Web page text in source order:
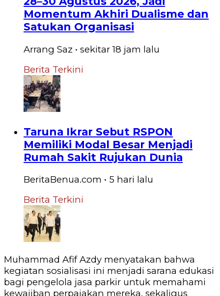
Momentum Akhiri Dualisme dan
Satukan Organisasi
Arrang Saz • sekitar 18 jam lalu
Berita Terkini
Taruna Ikrar Sebut RSPON
Memiliki Modal Besar Menjadi
Rumah Sakit Rujukan Dunia
BeritaBenua.com • 5 hari lalu
Berita Terkini
Muhammad Afif Azdy menyatakan bahwa
kegiatan sosialisasi ini menjadi sarana edukasi
bagi pengelola jasa parkir untuk memahami
kewajiban perpajakan mereka, sekaligus